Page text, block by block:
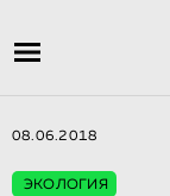
08.06.2018
ЭКОЛОГИЯ